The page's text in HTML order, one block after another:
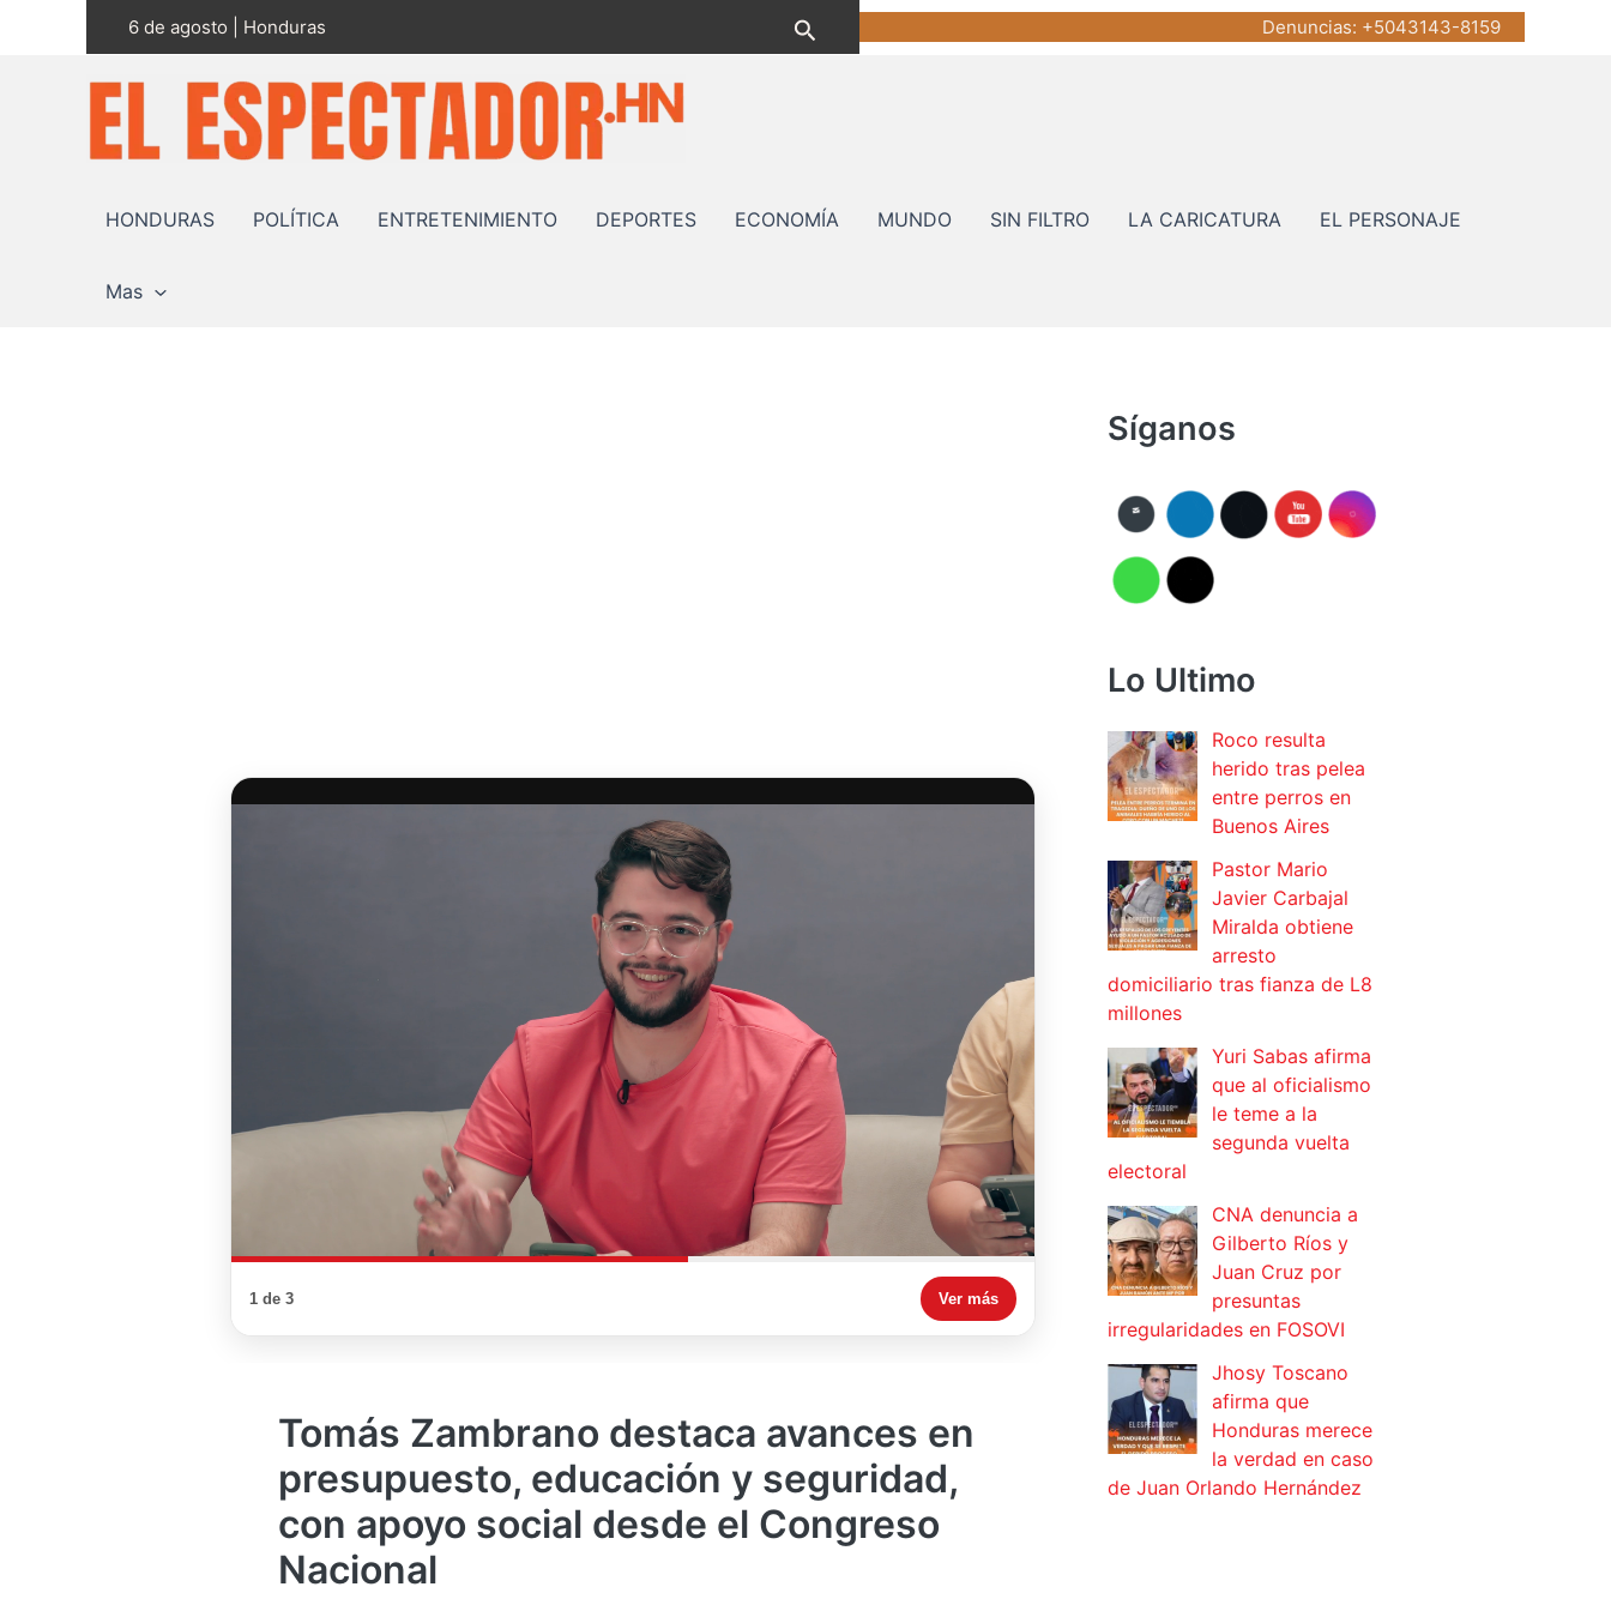
6 de agosto | Honduras Buscar Denuncias: +5043143-8159
HONDURAS POLÍTICA ENTRETENIMIENTO DEPORTES ECONOMÍA MUNDO SIN FILTRO LA CARICATURA EL PERSONAJE
Mas
1 de 3 Ver más
Tomás Zambrano destaca avances en
presupuesto, educación y seguridad,
con apoyo social desde el Congreso
Nacional
Síganos
Lo Ultimo
Roco resulta
herido tras pelea
entre perros en
Buenos Aires
Pastor Mario
Javier Carbajal
Miralda obtiene
arresto
domiciliario tras fianza de L8
millones
Yuri Sabas afirma
que al oficialismo
le teme a la
segunda vuelta
electoral
CNA denuncia a
Gilberto Ríos y
Juan Cruz por
presuntas
irregularidades en FOSOVI
Jhosy Toscano
afirma que
Honduras merece
la verdad en caso
de Juan Orlando Hernández